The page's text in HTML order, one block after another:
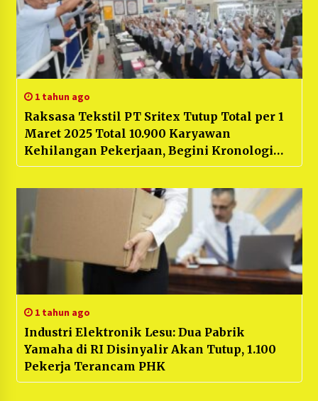
1 tahun ago
Raksasa Tekstil PT Sritex Tutup Total per 1
Maret 2025 Total 10.900 Karyawan
Kehilangan Pekerjaan, Begini Kronologi
Awal Kebangkrutannya
1 tahun ago
Industri Elektronik Lesu: Dua Pabrik
Yamaha di RI Disinyalir Akan Tutup, 1.100
Pekerja Terancam PHK